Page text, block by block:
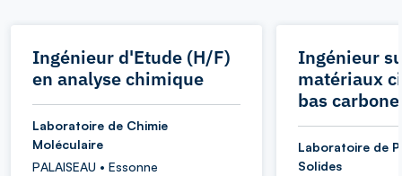
Ingénieur d'Etude (H/F)
en analyse chimique
Laboratoire de Chimie
Moléculaire
PALAISEAU • Essonne
Ingénieur
matériaux
bas
Laboratoire de
Solides